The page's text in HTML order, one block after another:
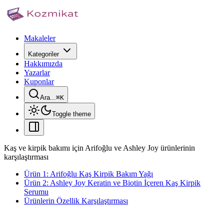
Makaleler
Kategoriler
Hakkımızda
Yazarlar
Kuponlar
Ara...⌘K
Toggle theme
Kaş ve kirpik bakımı için Arifoğlu ve Ashley Joy ürünlerinin
karşılaştırması
Ürün 1: Arifoğlu Kaş Kirpik Bakım Yağı
Ürün 2: Ashley Joy Keratin ve Biotin İçeren Kaş Kirpik
Serumu
Ürünlerin Özellik Karşılaştırması